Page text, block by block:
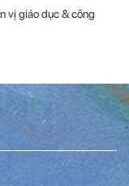
vị giáo dục & công